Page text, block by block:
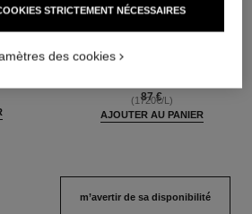
coco mademoiselle
Eau de Parfum Vaporisateur
87 €
(1720€/L)
AJOUTER AU PANIER
m’avertir de sa disponibilité
STRICTEMENT NÉCESSAIRES
des cookies